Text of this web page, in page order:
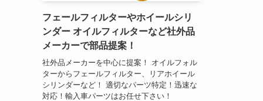
フェールフィルターやホイールシリ
ンダー オイルフィルターなど社外品
メーカーで部品提案！
社外品メーカーを中心に提案！ オイルフォル
ターからフェールフィルター、リアホイール
シリンダーなど！ 適切なパーツ特定！迅速な
対応！輸入車パーツはお任せ下さい！